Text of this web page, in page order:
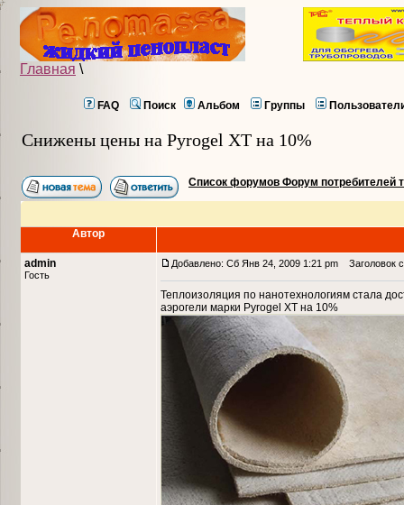
Главная \
FAQ Поиск Альбом Группы
Снижены цены на Pyrogel XT на 10%
Список форумов Форум потребителей
Автор
admin
Гость
Добавлено: Сб Янв 24, 2009 1:21 pm Заголовок
Теплоизоляция по нанотехнологиям стала
аэрогели марки Pyrogel XT на 10%